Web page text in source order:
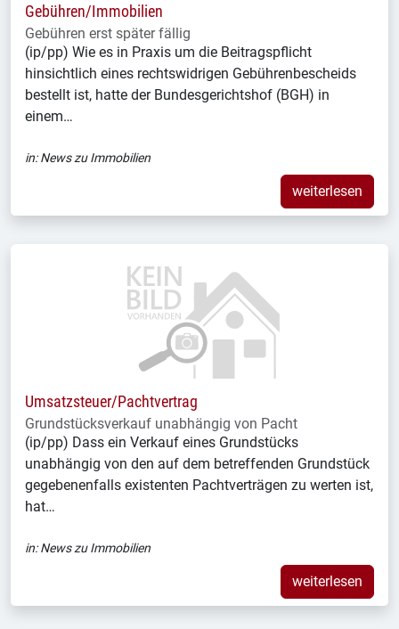
Gebühren/Immobilien
Gebühren erst später fällig
(ip/pp) Wie es in Praxis um die Beitragspflicht
hinsichtlich eines rechtswidrigen Gebührenbescheids
bestellt ist, hatte der Bundesgerichtshof (BGH) in
einem…
in:News zu Immobilien
weiterlesen
Umsatzsteuer/Pachtvertrag
Grundstücksverkauf unabhängig von Pacht
(ip/pp) Dass ein Verkauf eines Grundstücks
unabhängig von den auf dem betreffenden Grundstück
gegebenenfalls existenten Pachtverträgen zu werten ist,
hat…
in:News zu Immobilien
weiterlesen